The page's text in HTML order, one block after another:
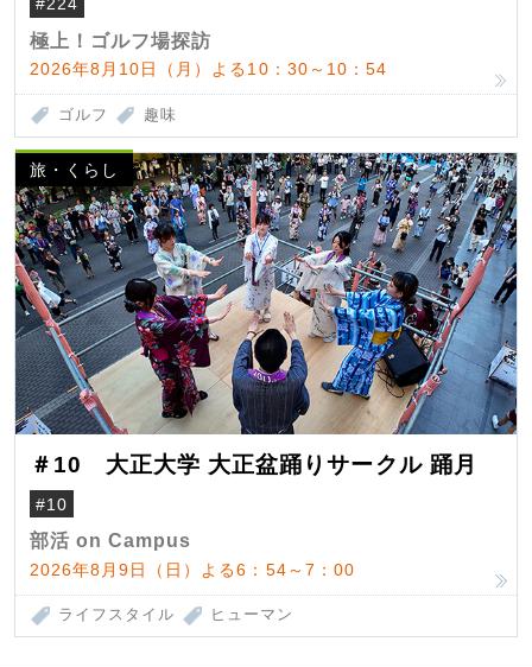
#224
極上！ゴルフ場探訪
2026年8月10日（月）よる10：30～10：54
ゴルフ 趣味
旅・くらし
＃10 大正大学 大正盆踊りサークル 踊月
#10
部活 on Campus
2026年8月9日（日）よる6：54～7：00
ライフスタイル ヒューマン